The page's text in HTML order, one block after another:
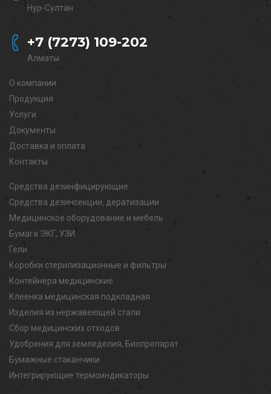
Нур-Султан
+7 (7273) 109-202
Алматы
О компании
Продукция
Услуги
Документы
Доставка и оплата
Контакты
Средства дезинфицирующие
Средства дезинсекции, дератизации
Медицинское оборудование и мебель
Бумага ЭКГ, УЗИ
Гели
Коробки стерилизационные и фильтры
Контейнера медицинские
Клеенка медицинская подкладная
Изделия из нержавеющей стали
Сбор медицинских отходов
Удобрения для земледелия, Биопрепарат
Бумажные стаканчики
Интегрирующие термоиндикаторы